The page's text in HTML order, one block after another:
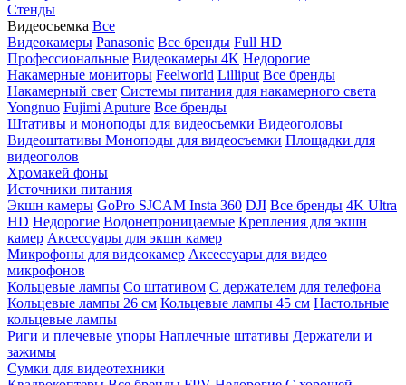
Стенды
Видеосъемка Все
Видеокамеры Panasonic Все бренды Full HD
Профессиональные Видеокамеры 4K Недорогие
Накамерные мониторы Feelworld Lilliput Все бренды
Накамерный свет Системы питания для накамерного света
Yongnuo Fujimi Aputure Все бренды
Штативы и моноподы для видеосъемки Видеоголовы
Видеоштативы Моноподы для видеосъемки Площадки для
видеоголов
Хромакей фоны
Источники питания
Экшн камеры GoPro SJCAM Insta 360 DJI Все бренды 4K Ultra
HD Недорогие Водонепроницаемые Крепления для экшн
камер Аксессуары для экшн камер
Микрофоны для видеокамер Аксессуары для видео
микрофонов
Кольцевые лампы Со штативом C держателем для телефона
Кольцевые лампы 26 см Кольцевые лампы 45 см Настольные
кольцевые лампы
Риги и плечевые упоры Наплечные штативы Держатели и
зажимы
Сумки для видеотехники